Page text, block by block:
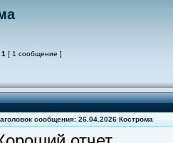
1 [ 1 сообщение ]
сообщения: 26.04.2026 Кострома